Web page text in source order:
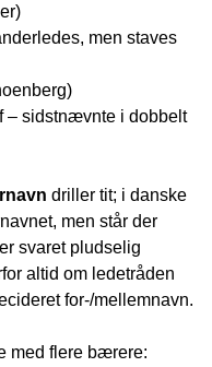
men staves
– sidstnævnte i dobbelt
driller tit; i danske
men står der
svaret pludselig
altid om ledetråden
for-/mellemnavn.
med flere bærere: